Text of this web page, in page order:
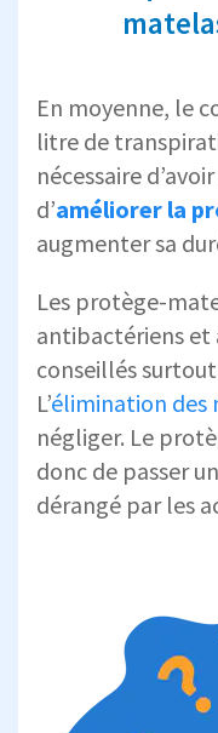
En moyenne, le
litre de
nécessaire
d’améliorer la
augmenter sa
Les protège-
antibactériens et
conseillés surtout
L’élimination des
négliger. Le
donc de passer
dérangé par les